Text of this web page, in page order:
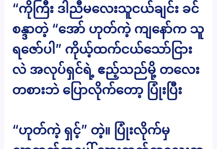
“ကိုကြီး ဒါညီမလေးသူငယ်ချင်း ခင်
စန္ဒာတဲ့ “အော် ဟုတ်ကဲ့ ကျနော်က သူ
ရဇော်ပါ” ကိုယ့်ထက်ငယ်သော်ငြား
လဲ အလုပ်ရှင်ရဲ့ ဧည့်သည်မို့ တလေး
တစားဘဲ ပြောလိုက်တော့ ပြုံးပြီး
“ဟုတ်ကဲ့ ရှင့်” တဲ့။ ပြုံးလိုက်မှ